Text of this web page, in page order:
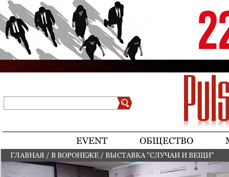
Jump to navigation
EVENT ОБЩЕСТВО
ВЫ ЗДЕСЬ
ГЛАВНАЯ / В ВОРОНЕЖЕ / ВЫСТАВКА "СЛУЧАИ И ВЕЩИ"